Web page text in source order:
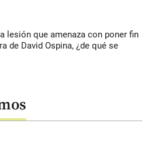
lesión que amenaza con poner fin
de David Ospina, ¿de qué se